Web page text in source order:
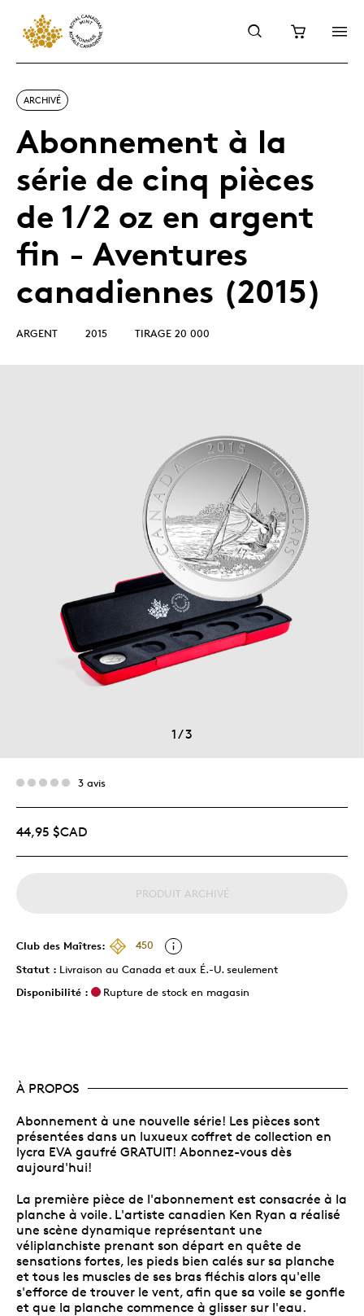
ARCHIVÉ
Abonnement à la
série de cinq pièces
de 1/2 oz en argent
fin - Aventures
canadiennes (2015)
ARGENT 2015 TIRAGE 20 000
1/3
3 avis
44,95 $CAD
PRODUIT ARCHIVÉ
Club des Maîtres:
450
Statut : Livraison au Canada et aux É.-U. seulement
Disponibilité :
Rupture de stock en magasin
À PROPOS
Abonnement à une nouvelle série! Les pièces sont
présentées dans un luxueux coffret de collection en
lycra EVA gaufré GRATUIT! Abonnez-vous dès
aujourd'hui!
La première pièce de l'abonnement est consacrée à la
planche à voile. L'artiste canadien Ken Ryan a réalisé
une scène dynamique représentant une
véliplanchiste prenant son départ en quête de
sensations fortes, les pieds bien calés sur sa planche
et tous les muscles de ses bras fléchis alors qu'elle
s'efforce de trouver le vent, afin que sa voile se gonfle
et que la planche commence à glisser sur l'eau.